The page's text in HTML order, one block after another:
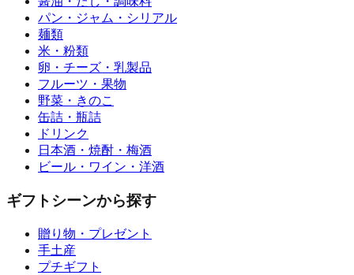
パン・ジャム・シリアル
麺類
米・粉類
卵・チーズ・乳製品
フルーツ・果物
野菜・きのこ
缶詰・瓶詰
ドリンク
日本酒・焼酎・梅酒
ビール・ワイン・洋酒
ギフトシーンから探す
贈り物・プレゼント
手土産
プチギフト